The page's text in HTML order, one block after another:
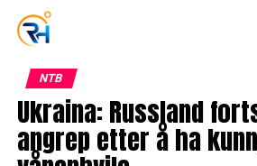
NTB
Ukraina: Russland
angrep etter å ha